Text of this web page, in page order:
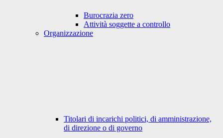
Burocrazia zero
Attività soggette a controllo
Organizzazione
Titolari di incarichi politici, di amministrazione,
di direzione o di governo